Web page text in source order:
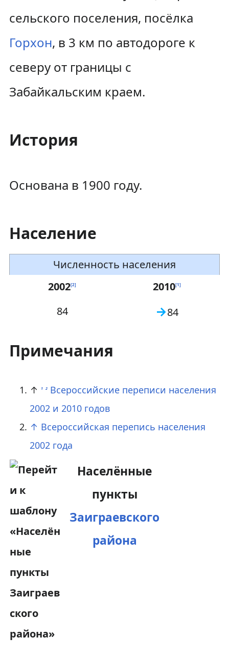
сельского поселения, посёлка
Горхон, в 3 км по автодороге к
северу от границы с
Забайкальским краем.
История
Основана в 1900 году.
Население
Численность населения
2002[2] 2010[1]
84 →84
Примечания
↑ 1 2
Всероссийские переписи населения
2002 и 2010 годов
↑ Всероссийская перепись населения
2002 года
Населённые
пункты
Заиграевского
района